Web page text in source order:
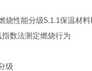
性能分级5.1.1保温材料
数法测定燃烧行为
级